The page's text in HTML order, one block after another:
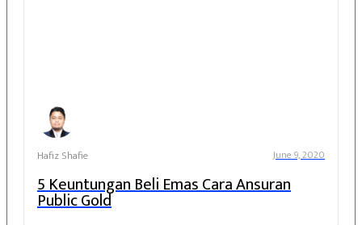
Hafiz Shafie June 9, 2020
5 Keuntungan Beli Emas Cara Ansuran
Public Gold